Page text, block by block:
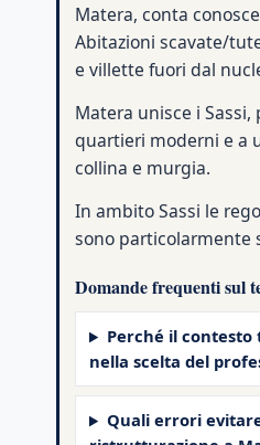
Matera, conta
Abitazioni scavate/
e villette fuori dal
Matera unisce i
quartieri moderni e a
collina e murgia.
In ambito Sassi le
sono particolarmente
Domande frequenti sul
Perché il
nella scelta del
Quali errori